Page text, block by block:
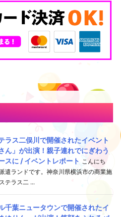
ラス二俣川で開催されたイベント
ん」が出演！親子連れでにぎわう
スに / イベントレポート こんにち
遣ランドです。神奈川県横浜市の商業施
テラス二 ...
千葉ニュータウンで開催されたイ